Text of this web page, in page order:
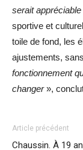
serait appréciable
sportive et
toile de fond, les
ajustements,
fonctionnement
changer»,
Article précédent
Chaussin. À 19